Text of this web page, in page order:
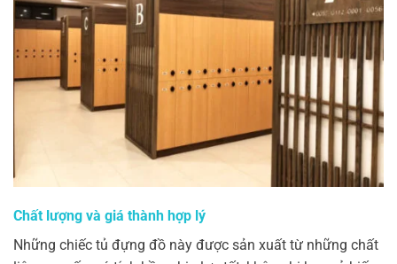
Chất lượng và giá thành hợp lý
Những chiếc tủ đựng đồ này được sản xuất từ những chất